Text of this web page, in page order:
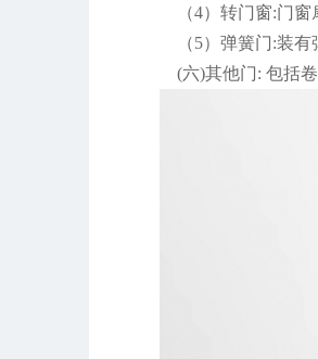
（4）转门窗:门
（5）弹簧门:装
(六)其他门: 包括